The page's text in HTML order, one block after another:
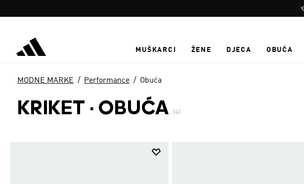
MUŠKARCI ŽENE DJECA OBUĆA
MODNE MARKE Performance Obuća
KRIKET · OBUĆA (4)